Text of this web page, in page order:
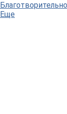
Еще